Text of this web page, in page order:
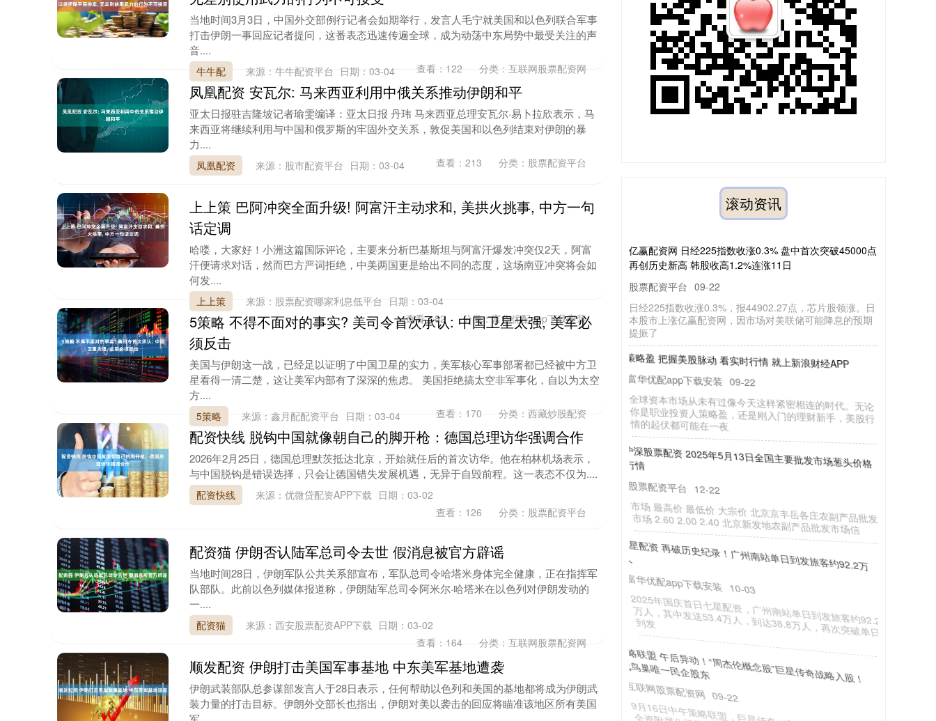
当地时间3月3日，中国外交部例行记者会如期举行，发言人毛宁就美国和以色列联合军事
打击伊朗一事回应记者提问，这番表态迅速传遍全球，成为动荡中东局势中最受关注的声
音....
牛牛配 来源：牛牛配资平台 日期：03-04 查看： 122 分类： 互联网股票配资网
凤凰配资 安瓦尔: 马来西亚利用中俄关系推动伊朗和平
亚太日报驻吉隆坡记者瑜雯编译：亚太日报 丹玮 马来西亚总理安瓦尔·易卜拉欣表示，马
来西亚将继续利用与中国和俄罗斯的牢固外交关系，敦促美国和以色列结束对伊朗的暴
力....
凤凰配资 来源：股市配资平台 日期：03-04 查看： 213 分类： 股票配资平台
上上策 巴阿冲突全面升级! 阿富汗主动求和, 美拱火挑事, 中方一句
话定调
哈喽，大家好！小洲这篇国际评论，主要来分析巴基斯坦与阿富汗爆发冲突仅2天，阿富
汗便请求对话，然而巴方严词拒绝，中美两国更是给出不同的态度，这场南亚冲突将会如
何发....
上上策 来源：股票配资哪家利息低平台 日期：03-04
查看：82 分类：富华优配app下载安装
5策略 不得不面对的事实? 美司令首次承认: 中国卫星太强, 美军必
须反击
美国与伊朗这一战，已经足以证明了中国卫星的实力，美军核心军事部署都已经被中方卫
星看得一清二楚，这让美军内部有了深深的焦虑。 美国拒绝搞太空非军事化，自以为太空
方....
5策略 来源：鑫月配配资平台 日期：03-04 查看： 170 分类： 西藏炒股配资
配资快线 脱钩中国就像朝自己的脚开枪：德国总理访华强调合作
2026年2月25日，德国总理默茨抵达北京，开始就任后的首次访华。他在柏林机场表示，
与中国脱钩是错误选择，只会让德国错失发展机遇，无异于自毁前程。这一表态不仅为....
配资快线 来源：优微贷配资APP下载 日期：03-02
查看： 126 分类： 股票配资平台
配资猫 伊朗否认陆军总司令去世 假消息被官方辟谣
当地时间28日，伊朗军队公共关系部宣布，军队总司令哈塔米身体完全健康，正在指挥军
队部队。此前以色列媒体报道称，伊朗陆军总司令阿米尔·哈塔米在以色列对伊朗发动的
一....
配资猫 来源：西安股票配资APP下载 日期：03-02
查看： 164 分类： 互联网股票配资网
顺发配资 伊朗打击美国军事基地 中东美军基地遭袭
伊朗武装部队总参谋部发言人于28日表示，任何帮助以色列和美国的基地都将成为伊朗武
装力量的打击目标。伊朗外交部长也指出，伊朗对美以袭击的回应将瞄准该地区所有美国
滚动资讯
亿赢配资网 日经225指数收涨0.3% 盘中首次突破45000点
再创历史新高 韩股收高1.2%连涨11日
股票配资平台 09-22
日经225指数收涨0.3%，报44902.27点，芯片股领涨。日
本股市上涨亿赢配资网，因市场对美联储可能降息的预期
提振了
策略盈 把握美股脉动 看实时行情 就上新浪财经APP
富华优配app下载安装 09-22
全球资本市场从未有过像今天这样紧密相连的时代。无论
你是职业投资人策略盈，还是刚入门的理财新手，美股行
情的起伏都可能在一夜
沪深股票配资 2025年5月13日全国主要批发市场葱头价格
行情
股票配资平台 12-22
市场 最高价 最低价 大宗价 北京京丰岳各庄农副产品批发
市场 2.60 2.00 2.40 北京新发地农副产品批发市场信
七星配资 再破历史纪录！广州南站单日到发旅客约92.2万
人
富华优配app下载安装 10-03
2025年国庆首日七星配资，广州南站单日到发旅客约92.2
万人，其中发送53.4万人，到达38.8万人，再次突破单日
到发
策略联盟 午后异动！“周杰伦概念股”巨星传奇战略入股！
成鸟巢唯一民企股东
互联网股票配资网 09-22